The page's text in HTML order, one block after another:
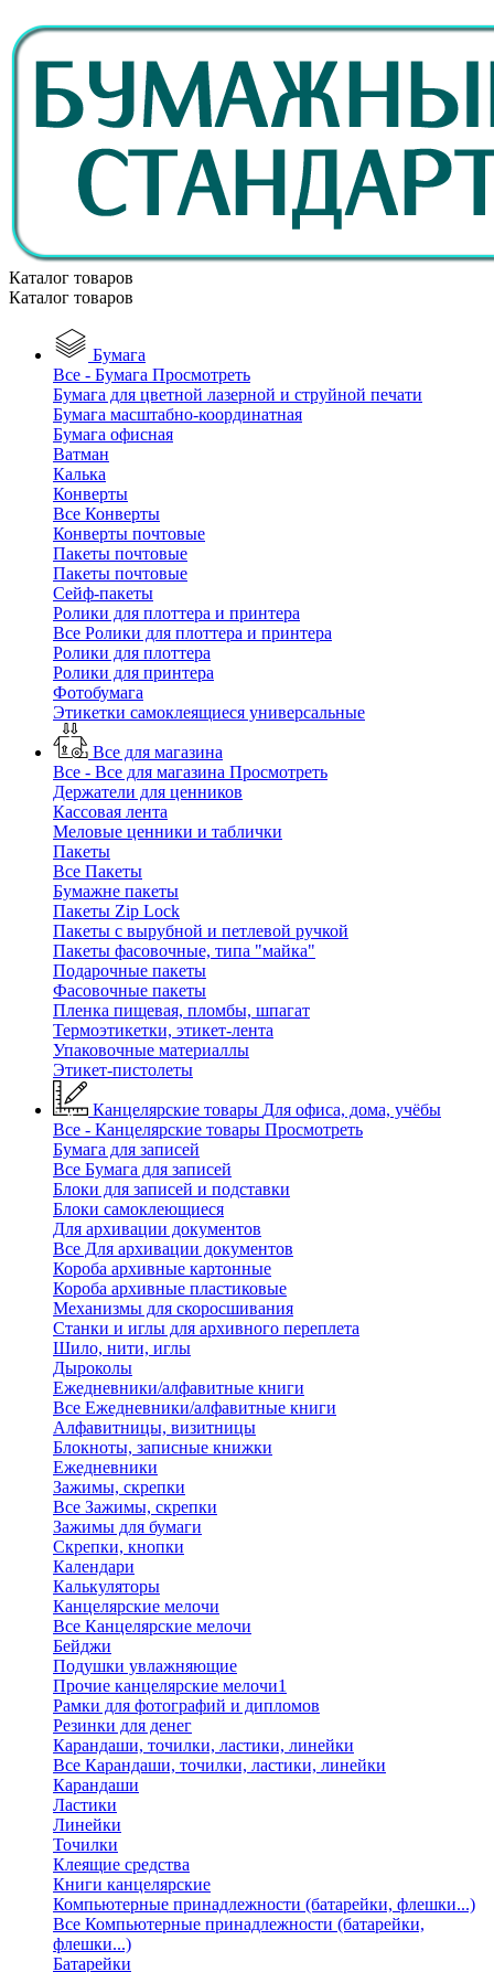
Каталог товаров
Каталог товаров
Бумага
Все - Бумага Просмотреть
Бумага для цветной лазерной и струйной печати
Бумага масштабно-координатная
Бумага офисная
Ватман
Калька
Конверты
Все Конверты
Конверты почтовые
Пакеты почтовые
Пакеты почтовые
Сейф-пакеты
Ролики для плоттера и принтера
Все Ролики для плоттера и принтера
Ролики для плоттера
Ролики для принтера
Фотобумага
Этикетки самоклеящиеся универсальные
Все для магазина
Все - Все для магазина Просмотреть
Держатели для ценников
Кассовая лента
Меловые ценники и таблички
Пакеты
Все Пакеты
Бумажне пакеты
Пакеты Zip Lock
Пакеты с вырубной и петлевой ручкой
Пакеты фасовочные, типа "майка"
Подарочные пакеты
Фасовочные пакеты
Пленка пищевая, пломбы, шпагат
Термоэтикетки, этикет-лента
Упаковочные материаллы
Этикет-пистолеты
Канцелярские товары Для офиса, дома, учёбы
Все - Канцелярские товары Просмотреть
Бумага для записей
Все Бумага для записей
Блоки для записей и подставки
Блоки самоклеющиеся
Для архивации документов
Все Для архивации документов
Короба архивные картонные
Короба архивные пластиковые
Механизмы для скоросшивания
Станки и иглы для архивного переплета
Шило, нити, иглы
Дыроколы
Ежедневники/алфавитные книги
Все Ежедневники/алфавитные книги
Алфавитницы, визитницы
Блокноты, записные книжки
Ежедневники
Зажимы, скрепки
Все Зажимы, скрепки
Зажимы для бумаги
Скрепки, кнопки
Календари
Калькуляторы
Канцелярские мелочи
Все Канцелярские мелочи
Бейджи
Подушки увлажняющие
Прочие канцелярские мелочи1
Рамки для фотографий и дипломов
Резинки для денег
Карандаши, точилки, ластики, линейки
Все Карандаши, точилки, ластики, линейки
Карандаши
Ластики
Линейки
Точилки
Клеящие средства
Книги канцелярские
Компьютерные принадлежности (батарейки, флешки...)
Все Компьютерные принадлежности (батарейки,
флешки...)
Батарейки